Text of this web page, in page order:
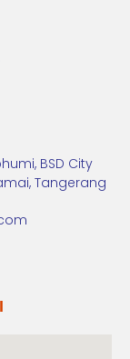
BSD City
Tangerang